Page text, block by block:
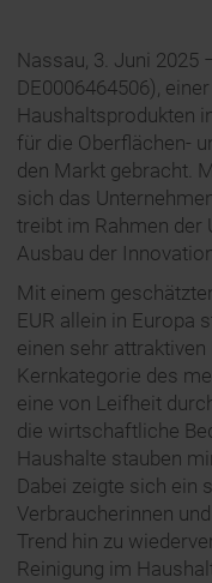
Nassau, 3. Juni 2025
DE0006464506),
Haushaltsprodukten
für die Oberflächen-
den Markt gebracht.
sich das
treibt im Rahmen der
Ausbau der
Mit einem
EUR allein in Europa
einen sehr
Kernkategorie des
eine von Leifheit
die wirtschaftliche
Haushalte stauben
Dabei zeigte sich ein
Verbraucherinnen
Trend hin zu
Reinigung im